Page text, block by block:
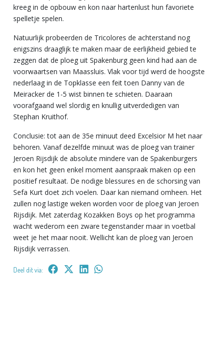
kreeg in de opbouw en kon naar hartenlust hun favoriete
spelletje spelen.
Natuurlijk probeerden de Tricolores de achterstand nog
enigszins draaglijk te maken maar de eerlijkheid gebied te
zeggen dat de ploeg uit Spakenburg geen kind had aan de
voorwaartsen van Maassluis. Vlak voor tijd werd de hoogste
nederlaag in de Topklasse een feit toen Danny van de
Meiracker de 1-5 wist binnen te schieten. Daaraan
voorafgaand wel slordig en knullig uitverdedigen van
Stephan Kruithof.
Conclusie: tot aan de 35e minuut deed Excelsior M het naar
behoren. Vanaf dezelfde minuut was de ploeg van trainer
Jeroen Rijsdijk de absolute mindere van de Spakenburgers
en kon het geen enkel moment aanspraak maken op een
positief resultaat. De nodige blessures en de schorsing van
Sefa Kurt doet zich voelen. Daar kan niemand omheen. Het
zullen nog lastige weken worden voor de ploeg van Jeroen
Rijsdijk. Met zaterdag Kozakken Boys op het programma
wacht wederom een zware tegenstander maar in voetbal
weet je het maar nooit. Wellicht kan de ploeg van Jeroen
Rijsdijk verrassen.
Deel dit via: